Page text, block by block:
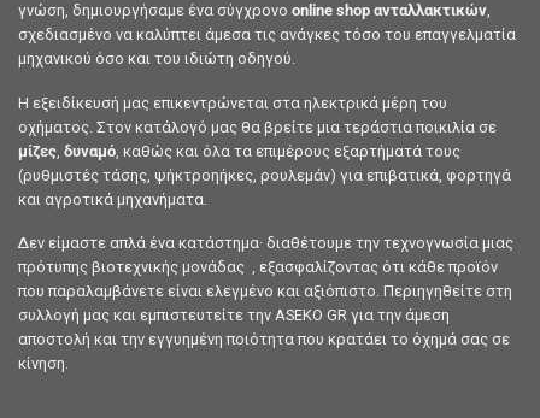
γνώση, δημιουργήσαμε ένα σύγχρονο online shop ανταλλακτικών,
σχεδιασμένο να καλύπτει άμεσα τις ανάγκες τόσο του επαγγελματία
μηχανικού όσο και του ιδιώτη οδηγού.
Η εξειδίκευσή μας επικεντρώνεται στα ηλεκτρικά μέρη του
οχήματος. Στον κατάλογό μας θα βρείτε μια τεράστια ποικιλία σε
μίζες δυναμό , καθώς και όλα τα επιμέρους εξαρτήματά τους
(ρυθμιστές τάσης, ψήκτροηήκες, ρουλεμάν) για επιβατικά, φορτηγά
και αγροτικά μηχανήματα.
Δεν είμαστε απλά ένα κατάστημα· διαθέτουμε την τεχνογνωσία μιας
πρότυπης βιοτεχνικής μονάδας , εξασφαλίζοντας ότι κάθε προϊόν
που παραλαμβάνετε είναι ελεγμένο και αξιόπιστο. Περιηγηθείτε στη
συλλογή μας και εμπιστευτείτε την ASEKO GR για την άμεση
αποστολή και την εγγυημένη ποιότητα που κρατάει το όχημά σας σε
κίνηση.